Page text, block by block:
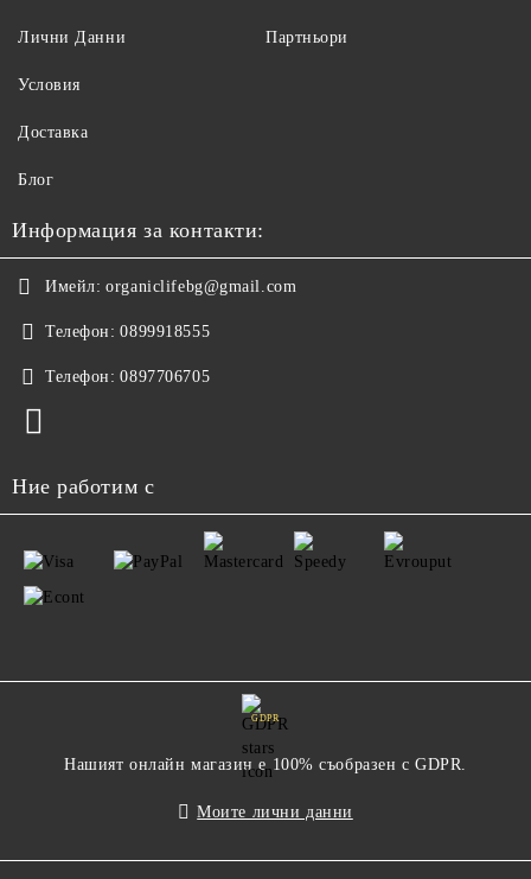
Лични Данни
Условия
Доставка
Блог
Партньори
Информация за контакти:
Имейл: organiclifebg@gmail.com
Телефон: 0899918555
Телефон: 0897706705
Ние работим с
GDPR
Нашият онлайн магазин е 100% съобразен с GDPR.
Моите лични данни